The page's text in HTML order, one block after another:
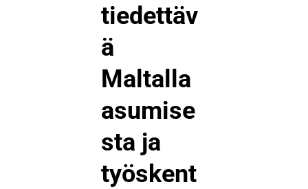
tiedettäv
ä
Maltalla
asumise
sta ja
työskent